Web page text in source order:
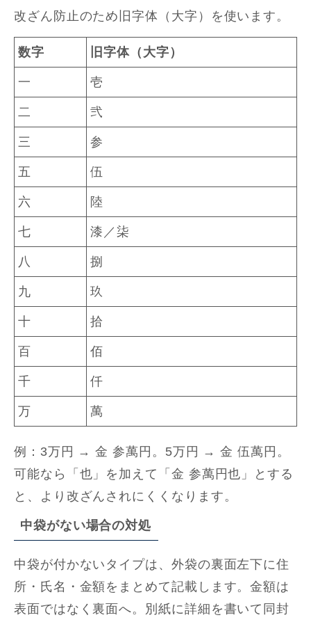
改ざん防止のため旧字体（大字）を使います。
数字 旧字体（大字）
一 壱
二 弐
三 参
五 伍
六 陸
七 漆／柒
八 捌
九 玖
十 拾
百 佰
千 仟
万 萬
例：3万円 → 金 参萬円。5万円 → 金 伍萬円。
可能なら「也」を加えて「金 参萬円也」とする
と、より改ざんされにくくなります。
中袋がない場合の対処
中袋が付かないタイプは、外袋の裏面左下に住
所・氏名・金額をまとめて記載します。金額は
表面ではなく裏面へ。別紙に詳細を書いて同封